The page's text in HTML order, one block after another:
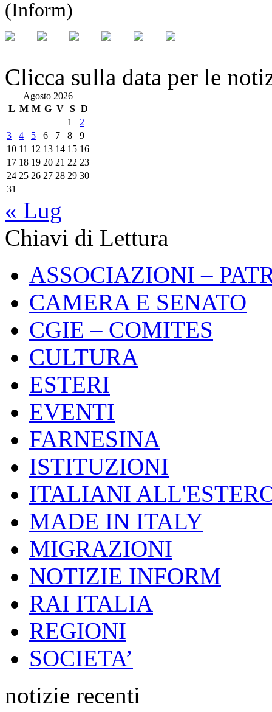
(Inform)
Clicca sulla data per le
Agosto 2026
L M M G V S D
1
2
3
4 5 6 7 8
9
10 11 12 13 14 15 16
17 18 19 20 21 22 23
24 25 26 27 28 29 30
31
« Lug
Chiavi di Lettura
ASSOCIAZIONI –
CAMERA E SENATO
CGIE – COMITES
CULTURA
ESTERI
EVENTI
FARNESINA
ISTITUZIONI
ITALIANI
MADE IN ITALY
MIGRAZIONI
NOTIZIE INFORM
RAI ITALIA
REGIONI
SOCIETA’
notizie recenti